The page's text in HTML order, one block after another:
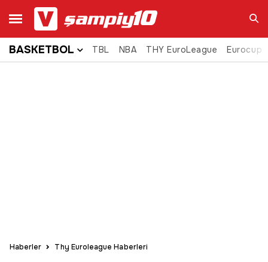
Ara
BASKETBOL TBL NBA THY EuroLeague Eurocup
Haberler Thy Euroleague Haberleri